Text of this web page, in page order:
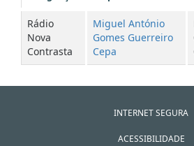
Rádio
Nova
Contrasta
Miguel António
Gomes Guerreiro
Cepa
INTERNET SEGURA
ACESSIBILIDADE